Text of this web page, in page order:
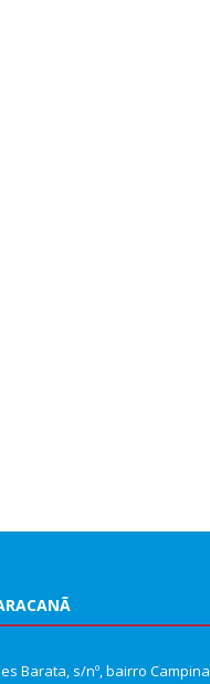
Barata, s/nº, bairro Campina